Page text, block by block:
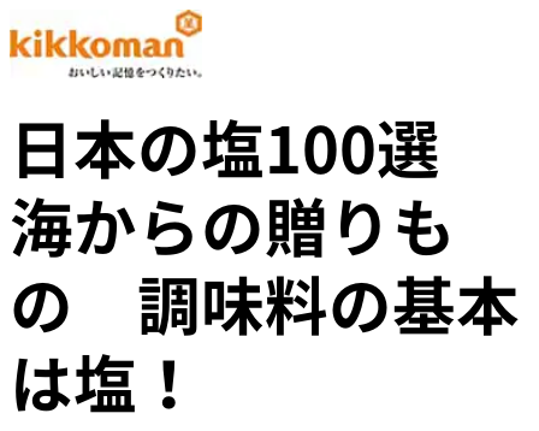
日本の塩100選
海からの贈りも
の 調味料の基本
は塩！